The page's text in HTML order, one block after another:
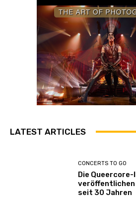
LATEST ARTICLES
CONCERTS TO GO
Die Queercore-
seit 30 Jahren